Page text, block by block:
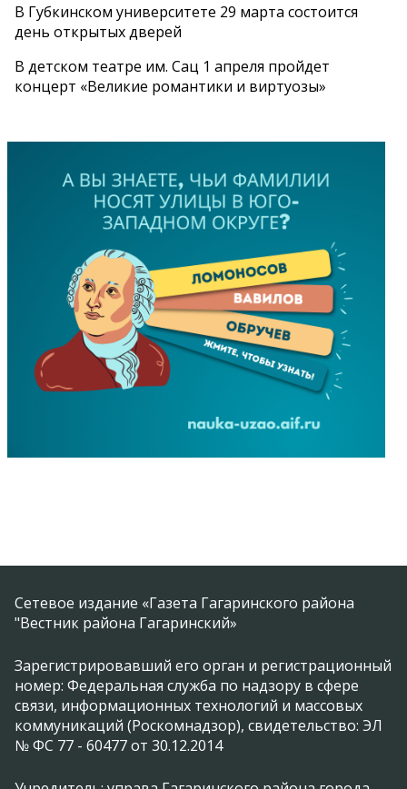
В Губкинском университете 29 марта состоится
день открытых дверей
В детском театре им. Сац 1 апреля пройдет
концерт «Великие романтики и виртуозы»
Сетевое издание «Газета Гагаринского района
"Вестник района Гагаринский»
Зарегистрировавший его орган и регистрационный
номер: Федеральная служба по надзору в сфере
связи, информационных технологий и массовых
коммуникаций (Роскомнадзор), свидетельство: ЭЛ
№ ФС 77 - 60477 от 30.12.2014